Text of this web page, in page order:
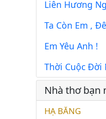
Liên Hương
Em Yêu Anh !
Thời Cuộc Đời
Nhà thơ bạn
HẠ BĂNG